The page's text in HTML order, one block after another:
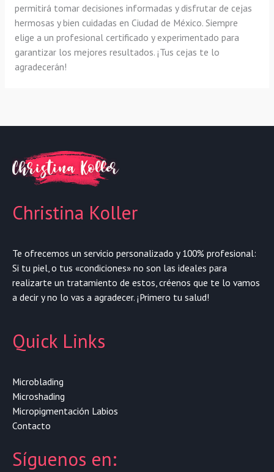
permitirá tomar decisiones informadas y disfrutar de cejas
hermosas y bien cuidadas en Ciudad de México. Siempre
elige a un profesional certificado y experimentado para
garantizar los mejores resultados. ¡Tus cejas te lo
agradecerán!
Christina Koller
Te ofrecemos un servicio personalizado y 100% profesional:
Si tu piel, o tus «condiciones» no son las ideales para
realizarte un tratamiento de estos, créenos que te lo vamos
a decir y no lo vas a agradecer. ¡Primero tu salud!
Quick Links
Microblading
Microshading
Micropigmentación Labios
Contacto
Síguenos en: